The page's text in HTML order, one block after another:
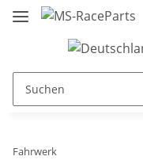
Fahrwerk